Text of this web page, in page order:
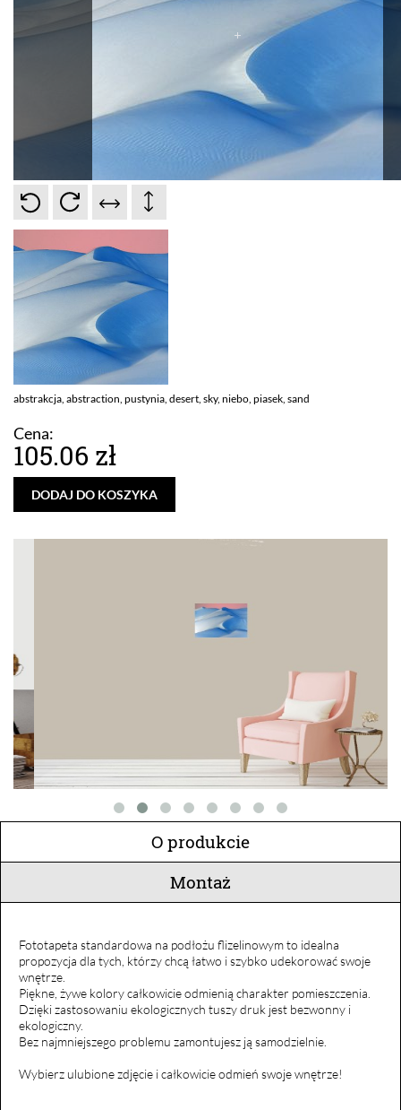
abstrakcja, abstraction, pustynia, desert, sky, niebo, piasek, sand
Cena:
105.06 zł
DODAJ DO KOSZYKA
O produkcie
Montaż
Fototapeta standardowa na podłożu flizelinowym to idealna
propozycja dla tych, którzy chcą łatwo i szybko udekorować swoje
wnętrze.
Piękne, żywe kolory całkowicie odmienią charakter pomieszczenia.
Dzięki zastosowaniu ekologicznych tuszy druk jest bezwonny i
ekologiczny.
Bez najmniejszego problemu zamontujesz ją samodzielnie.
Wybierz ulubione zdjęcie i całkowicie odmień swoje wnętrze!